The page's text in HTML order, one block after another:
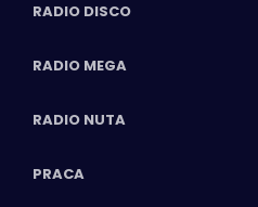
RADIO DISCO
RADIO MEGA
RADIO NUTA
PRACA